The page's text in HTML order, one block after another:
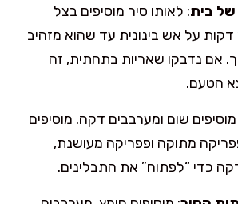
בית: לאותו סיר מוסיפים בצל
ומטגנים 10–12 דקות על אש בינונית עד שהוא מזהיב
אם נדבקו שאריות בתחתית, זה
הטעם.
שום ומערבבים דקה. מוסיפים
מתוקה ופפריקה מעושנת,
כדי “לפתוח” את התבלינים.